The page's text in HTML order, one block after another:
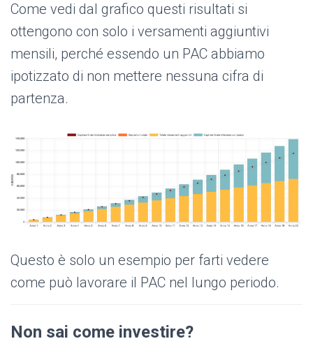
Come vedi dal grafico questi risultati si
ottengono con solo i versamenti aggiuntivi
mensili, perché essendo un PAC abbiamo
ipotizzato di non mettere nessuna cifra di
partenza.
Questo è solo un esempio per farti vedere
come può lavorare il PAC nel lungo periodo.
Non sai come investire?